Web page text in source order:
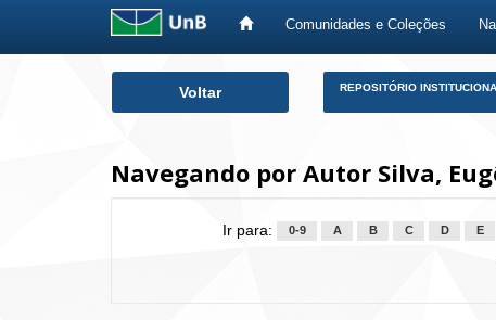
Comunidades e Coleções
Voltar REPOSITÓRIO
Navegando por Autor Silva,
Ir para: 0-9 A B C D E